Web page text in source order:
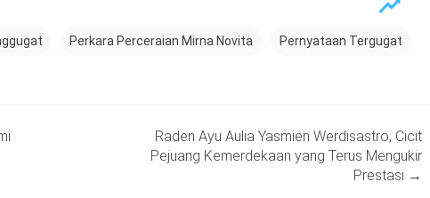
Perkara Perceraian Mirna Novita Pernyataan Tergugat
Raden Ayu Aulia Yasmien Werdisastro, Cicit
Pejuang Kemerdekaan yang Terus Mengukir
Prestasi →